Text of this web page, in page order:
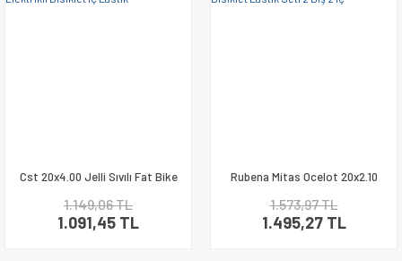
Cst 20x4.00 Jelli Sıvılı Fat Bike
1.149,06 TL
1.091,45 TL
Rubena Mitas Ocelot 20x2.10
1.573,97 TL
1.495,27 TL